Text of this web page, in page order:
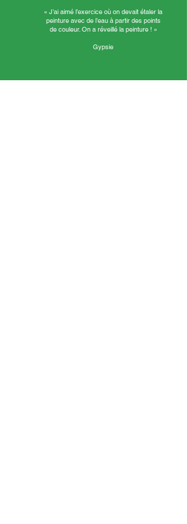
« J’ai aimé l’exercice où on devait étaler la
peinture avec de l’eau à partir des points
de couleur. On a réveillé la peinture ! »
Gypsie